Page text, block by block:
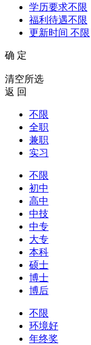
学历要求不限
福利待遇不限
更新时间 不限
确 定
清空所选
返 回
不限
全职
兼职
实习
不限
初中
高中
中技
中专
大专
本科
硕士
博士
博后
不限
环境好
年终奖